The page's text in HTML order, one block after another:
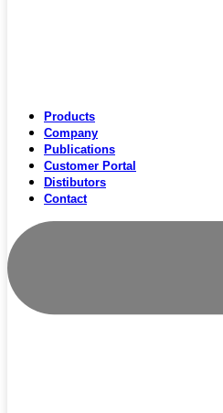
Products
Company
Publications
Customer Portal
Distibutors
Contact